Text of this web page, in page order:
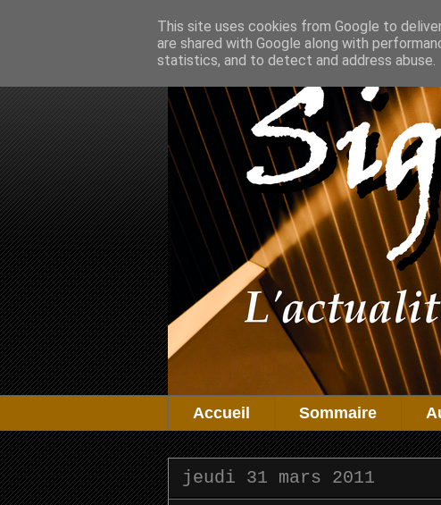
Accueil Sommaire
jeudi 31 mars 2011
This site uses cookies from Google to
are shared with Google along with
statistics, and to detect and address abuse.